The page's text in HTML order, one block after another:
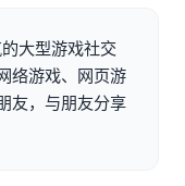
大型游戏社交
络游戏、网页游
友，与朋友分享